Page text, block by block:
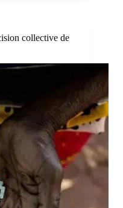
collective de